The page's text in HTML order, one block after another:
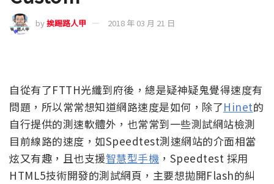
by挨踢路人甲 2018 年 03 月 21 日
自從有了FTTH光纖到府後，總是疑神疑鬼覺得速度有
問題，所以常常想知道網路速度是如何，除了Hinet的
自行提供的測速軟體外，也常常到一些測試網站檢測
目前線路的速度，如Speedtest測速網站的介面相當
炫又有趣，且也支援智慧型手機 ，Speedtest 採用
HTML5技術開發的測試網頁，主要想拋開Flash的糾